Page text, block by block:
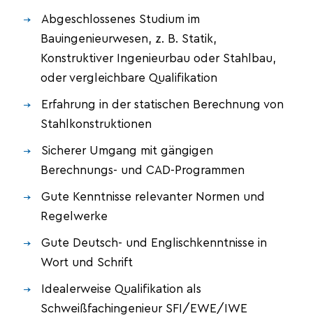
Abgeschlossenes Studium im
Bauingenieurwesen, z. B. Statik,
Konstruktiver Ingenieurbau oder Stahlbau,
oder vergleichbare Qualifikation
Erfahrung in der statischen Berechnung von
Stahlkonstruktionen
Sicherer Umgang mit gängigen
Berechnungs- und CAD-Programmen
Gute Kenntnisse relevanter Normen und
Regelwerke
Gute Deutsch- und Englischkenntnisse in
Wort und Schrift
Idealerweise Qualifikation als
Schweißfachingenieur SFI/EWE/IWE